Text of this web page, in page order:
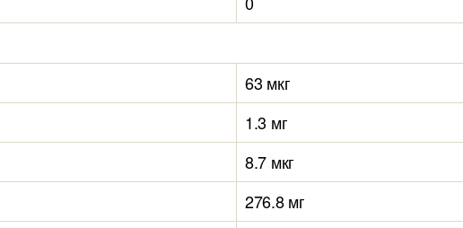
63 мкг
1.3 мг
8.7 мкг
276.8 мг